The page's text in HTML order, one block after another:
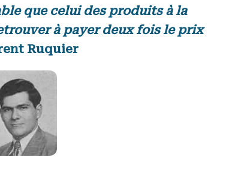
que celui des produits à la
à payer deux fois le prix
Ruquier